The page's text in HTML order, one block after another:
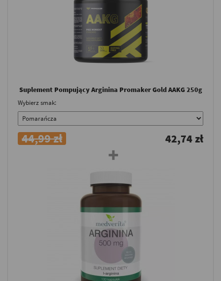
Suplement Pompujący Arginina Promaker Gold AAKG 250g
Wybierz smak:
44,99 zł 42,74 zł